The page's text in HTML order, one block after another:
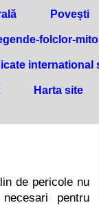
Povești
folclor-
international
Harta site
de pericole nu
pentru